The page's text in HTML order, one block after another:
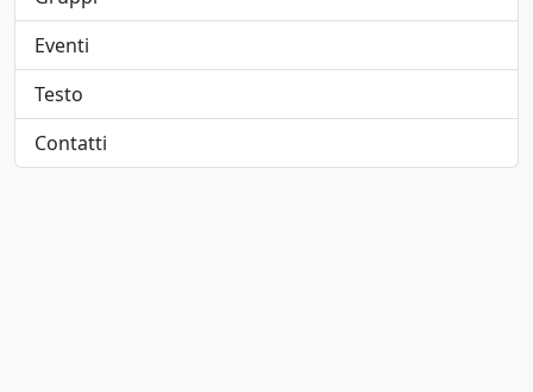
Folk rock
Funk
Funk metal
Hard rock
1950
1951
1952
1953
Eventi
Testo
Contatti